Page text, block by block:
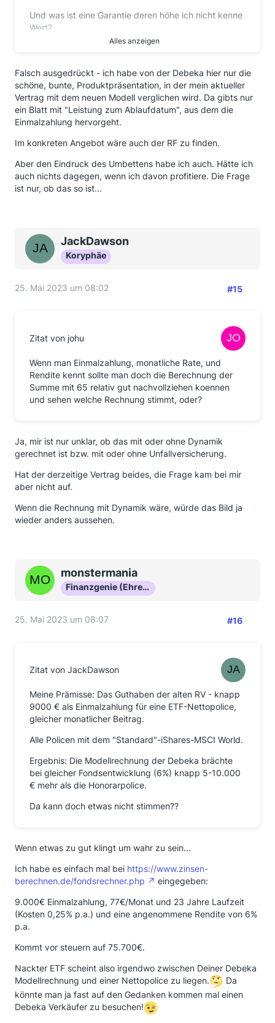
Und was ist eine Garantie deren höhe ich nicht kenne
Wert?
Bis zur Rückkehr deines Beraters empfehle ich dir
das Buch vom Hartmut Walz und Ulrich Bosetti.
https://hartmutwalz.de/start-serie-verraten-statt-
beraten/
umgebettet werden sollst.
Alles anzeigen
Falsch ausgedrückt - ich habe von der Debeka hier nur die
schöne, bunte, Produktpräsentation, in der mein aktueller
Vertrag mit dem neuen Modell verglichen wird. Da gibts nur
ein Blatt mit "Leistung zum Ablaufdatum", aus dem die
Einmalzahlung hervorgeht.
Im konkreten Angebot wäre auch der RF zu finden.
Aber den Eindruck des Umbettens habe ich auch. Hätte ich
auch nichts dagegen, wenn ich davon profitiere. Die Frage
ist nur, ob das so ist...
JackDawson
Koryphäe
25. Mai 2023 um 08:02 #15
Zitat von johu
Wenn man Einmalzahlung, monatliche Rate, und
Rendite kennt sollte man doch die Berechnung der
Summe mit 65 relativ gut nachvollziehen koennen
und sehen welche Rechnung stimmt, oder?
Ja, mir ist nur unklar, ob das mit oder ohne Dynamik
gerechnet ist bzw. mit oder ohne Unfallversicherung.
Hat der derzeitige Vertrag beides, die Frage kam bei mir
aber nicht auf.
Wenn die Rechnung mit Dynamik wäre, würde das Bild ja
wieder anders aussehen.
monstermania
Finanzgenie (Ehrenmitglied)
25. Mai 2023 um 08:07 #16
Zitat von JackDawson
Meine Prämisse: Das Guthaben der alten RV - knapp
9000 € als Einmalzahlung für eine ETF-Nettopolice,
gleicher monatlicher Beitrag.
Alle Policen mit dem "Standard"-iShares-MSCI World.
Ergebnis: Die Modellrechnung der Debeka brächte
bei gleicher Fondsentwicklung (6%) knapp 5-10.000
€ mehr als die Honorarpolice.
Da kann doch etwas nicht stimmen??
Wenn etwas zu gut klingt um wahr zu sein...
Ich habe es einfach mal bei https://www.zinsen-
berechnen.de/fondsrechner.php
eingegeben:
9.000€ Einmalzahlung, 77€/Monat und 23 Jahre Laufzeit
(Kosten 0,25% p.a.) und eine angenommene Rendite von 6%
p.a.
Kommt vor steuern auf 75.700€.
Nackter ETF scheint also irgendwo zwischen Deiner Debeka
Modellrechnung und einer Nettopolice zu liegen.
Da
könnte man ja fast auf den Gedanken kommen mal einen
Debeka Verkäufer zu besuchen!